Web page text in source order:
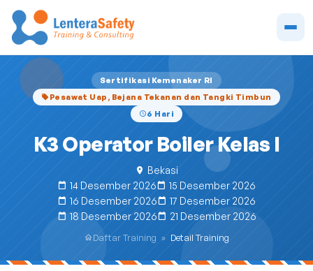
Sertifikasi Kemenaker RI
Pesawat Uap, Bejana Tekanan dan Tangki Timbun
6 Hari
K3 Operator Boiler Kelas I
Bekasi
14 Desember 2026
15 Desember 2026
16 Desember 2026
17 Desember 2026
18 Desember 2026
21 Desember 2026
Daftar Training » Detail Training